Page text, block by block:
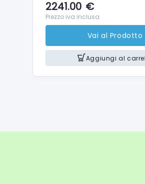
2241.00 €
Prezzo iva inclusa
Vai al Prodotto
Aggiungi al